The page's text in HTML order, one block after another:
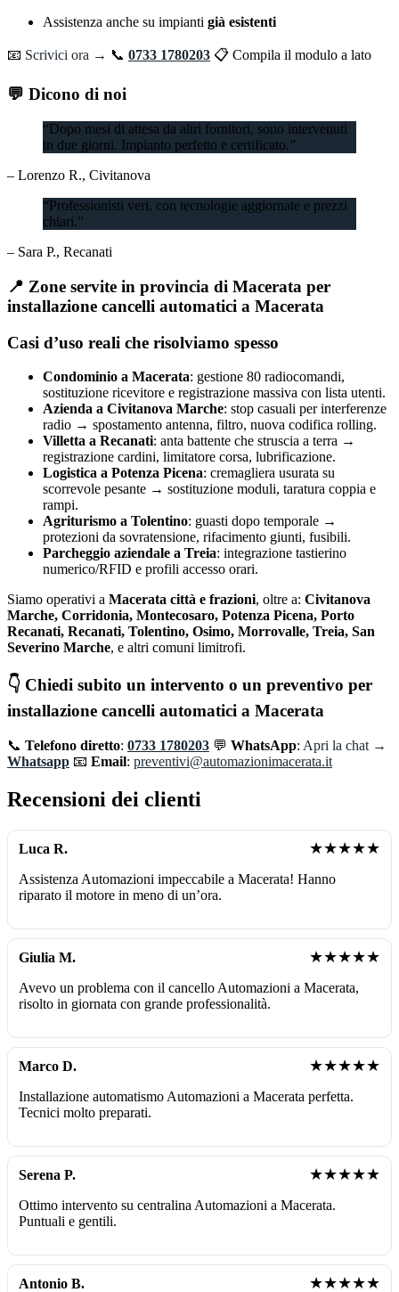
Assistenza anche su impianti già esistenti
📧 Scrivici ora → 📞 0733 1780203 📋 Compila il modulo a lato
💬 Dicono di noi
“Dopo mesi di attesa da altri fornitori, sono intervenuti
in due giorni. Impianto perfetto e certificato.”
– Lorenzo R., Civitanova
“Professionisti veri, con tecnologie aggiornate e prezzi
chiari.”
– Sara P., Recanati
📍 Zone servite in provincia di Macerata per
installazione cancelli automatici a Macerata
Casi d’uso reali che risolviamo spesso
Condominio a Macerata: gestione 80 radiocomandi,
sostituzione ricevitore e registrazione massiva con lista utenti.
Azienda a Civitanova Marche: stop casuali per interferenze
radio → spostamento antenna, filtro, nuova codifica rolling.
Villetta a Recanati: anta battente che struscia a terra →
registrazione cardini, limitatore corsa, lubrificazione.
Logistica a Potenza Picena: cremagliera usurata su
scorrevole pesante → sostituzione moduli, taratura coppia e
rampi.
Agriturismo a Tolentino: guasti dopo temporale →
protezioni da sovratensione, rifacimento giunti, fusibili.
Parcheggio aziendale a Treia: integrazione tastierino
numerico/RFID e profili accesso orari.
Siamo operativi a Macerata città e frazioni, oltre a: Civitanova
Marche, Corridonia, Montecosaro, Potenza Picena, Porto
Recanati, Recanati, Tolentino, Osimo, Morrovalle, Treia, San
Severino Marche, e altri comuni limitrofi.
👇 Chiedi subito un intervento o un preventivo per
installazione cancelli automatici a Macerata
📞 Telefono diretto: 0733 1780203 💬 WhatsApp: Apri la chat →
Whatsapp 📧 Email: preventivi@automazionimacerata.it
Recensioni dei clienti
Luca R. ★★★★★
Assistenza Automazioni impeccabile a Macerata! Hanno
riparato il motore in meno di un’ora.
Giulia M. ★★★★★
Avevo un problema con il cancello Automazioni a Macerata,
risolto in giornata con grande professionalità.
Marco D. ★★★★★
Installazione automatismo Automazioni a Macerata perfetta.
Tecnici molto preparati.
Serena P. ★★★★★
Ottimo intervento su centralina Automazioni a Macerata.
Puntuali e gentili.
Antonio B. ★★★★★